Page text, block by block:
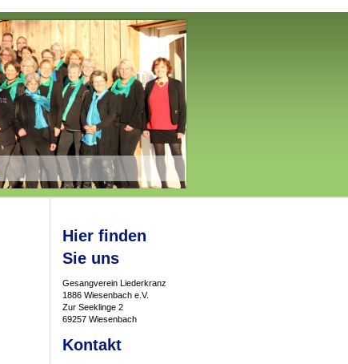
Hier finden
Sie uns
Gesangverein Liederkranz
1886 Wiesenbach e.V.
Zur Seeklinge 2
69257 Wiesenbach
Kontakt